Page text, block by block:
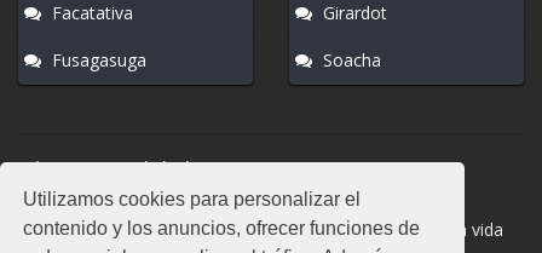
Utilizamos cookies para personalizar el
contenido y los anuncios, ofrecer funciones de
Facatativa
Fusagasuga
Girardot
Soacha
Normas del chat
#Cundinamarca es una sala donde participan cientos de
personas. Mantén la educación y compórtate como en la vida